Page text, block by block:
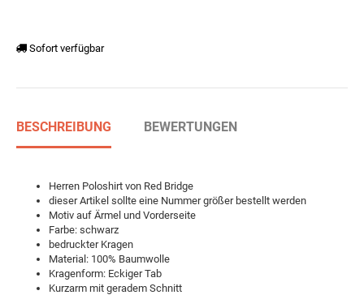
Sofort verfügbar
BESCHREIBUNG BEWERTUNGEN
Herren Poloshirt von Red Bridge
dieser Artikel sollte eine Nummer größer bestellt werden
Motiv auf Ärmel und Vorderseite
Farbe: schwarz
bedruckter Kragen
Material: 100% Baumwolle
Kragenform: Eckiger Tab
Kurzarm mit geradem Schnitt